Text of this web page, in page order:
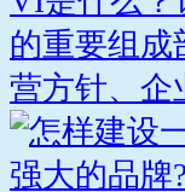
的重要组成
营方针、企